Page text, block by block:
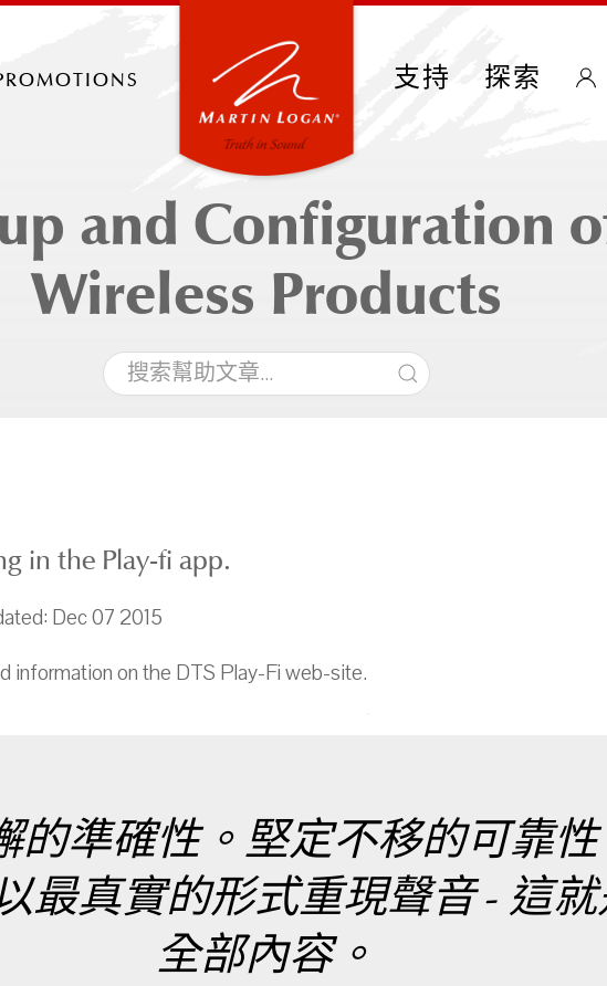
支持 探索
and Configuration
Wireless Products
in the Play-fi app.
Dec 07 2015
information on the DTS Play-Fi web-site.
的準確性。堅定不移的可靠
最真實的形式重現聲音 - 這就
全部內容。